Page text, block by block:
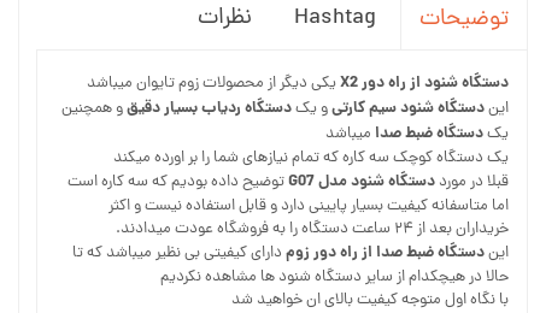
توضیحات Hashtag نظرات
دستگاه شنود از راه دور X2
یکی دیگر از محصولات زوم تایوان میباشد
ایندستگاه شنود سیم کارتیو یکدستگاه ردیاب بسیار دقیقو همچنین
یکدستگاه ضبط صدا میباشد
یک دستگاه کوچک سه کاره که تمام نیازهای شما را بر اورده میکند
قبلا در مورد دستگاه شنود مدل G07
توضیح داده بودیم که سه کاره است
اما متاسفانه کیفیت بسیار پایینی دارد و قابل استفاده نیست و اکثر
خریداران بعد از ۲۴ ساعت دستگاه را به فروشگاه عودت میدادند.
ایندستگاه ضبط صدا از راه دور زوم دارای کیفیتی بی نظیر میباشد که تا
حالا در هیچکدام از سایر دستگاه شنود ها مشاهده نکردیم
با نگاه اول متوجه کیفیت بالای ان خواهید شد